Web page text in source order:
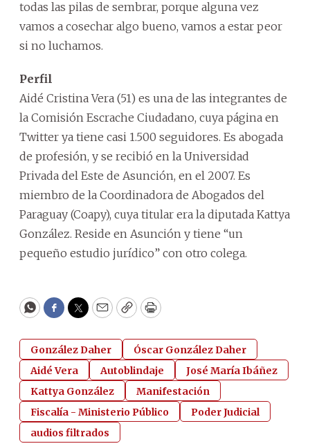
todas las pilas de sembrar, porque alguna vez
vamos a cosechar algo bueno, vamos a estar peor
si no luchamos.
Perfil
Aidé Cristina Vera (51) es una de las integrantes de
la Comisión Escrache Ciudadano, cuya página en
Twitter ya tiene casi 1.500 seguidores. Es abogada
de profesión, y se recibió en la Universidad
Privada del Este de Asunción, en el 2007. Es
miembro de la Coordinadora de Abogados del
Paraguay (Coapy), cuya titular era la diputada Kattya
González. Reside en Asunción y tiene “un
pequeño estudio jurídico” con otro colega.
WhatsApp
Facebook
Twitter
EmailCopyPrint
González Daher
Óscar González Daher
Aidé Vera
Autoblindaje
José María Ibáñez
Kattya González
Manifestación
Fiscalía - Ministerio Público
Poder Judicial
audios filtrados